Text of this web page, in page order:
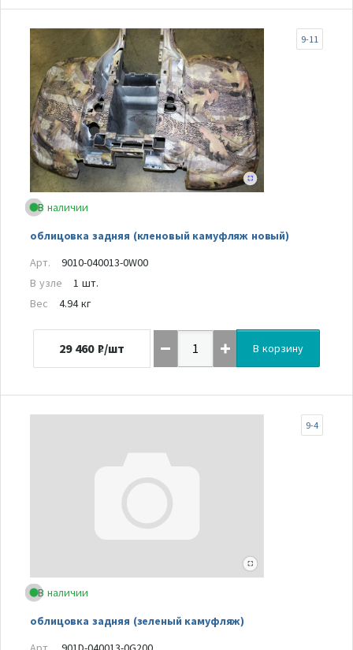
В наличии
облицовка задняя (кленовый камуфляж новый)
9-11
Арт.
9010-040013-0W00
В узле
1 шт.
Вес
4.94 кг
29 460 ₽/шт В корзину
В наличии
облицовка задняя (зеленый камуфляж)
9-4